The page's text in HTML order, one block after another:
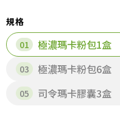
規格
極濃瑪卡粉包1盒
極濃瑪卡粉包6盒
司令瑪卡膠囊3盒